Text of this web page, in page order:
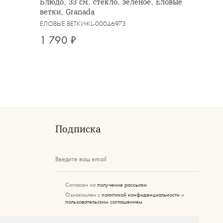
ветки, Granada
ЕЛОВЫЕ ВЕТКИKL-00046973
1 790 ₽
Подписка
Введите ваш email
Согласен на получение рассылки
Ознакомлен с политикой конфиденциальности и
пользовательским соглашением